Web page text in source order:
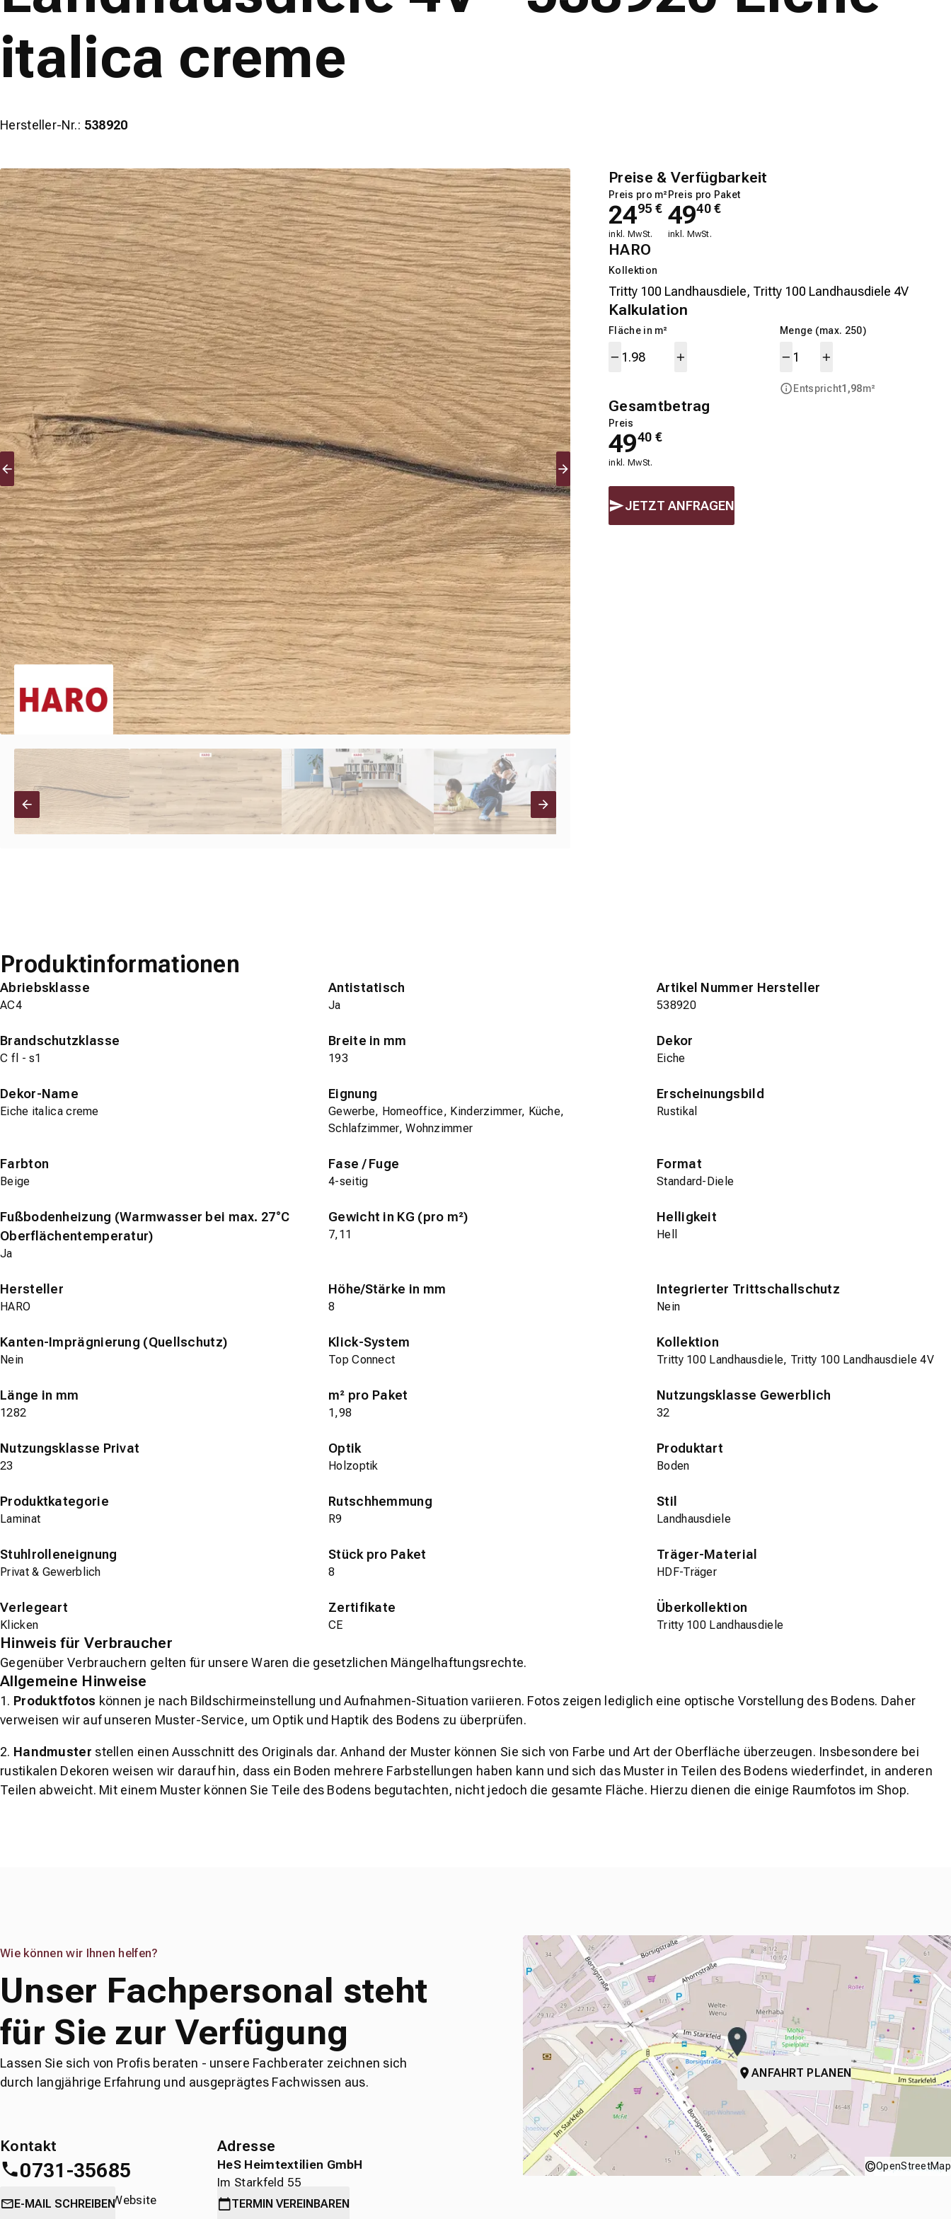
italica creme
Hersteller-Nr.: 538920
Preise & Verfügbarkeit
Preis pro m²
2495 €
inkl. MwSt.
Preis pro Paket
4940€
inkl. MwSt.
HARO
Kollektion
Kalkulation
Fläche in m² Menge (max. 250)
Entspricht1,98m²
Gesamtbetrag
Preis
4940 €
inkl. MwSt.
JETZT ANFRAGEN
Produktinformationen
Abriebsklasse
AC4
Antistatisch
Ja
Artikel Nummer Hersteller
538920
Brandschutzklasse
C fl - s1
Breite in mm
193
Dekor
Eiche
Dekor-Name
Eiche italica creme
Eignung
Gewerbe, Homeoffice, Kinderzimmer, Küche,
Schlafzimmer, Wohnzimmer
Erscheinungsbild
Rustikal
Farbton
Beige
Fase / Fuge
4-seitig
Format
Standard-Diele
Fußbodenheizung (Warmwasser bei max. 27°C
Oberflächentemperatur)
Ja
Gewicht in KG (pro m²)
7,11
Helligkeit
Hell
Hersteller
HARO
Höhe/Stärke in mm
8
Integrierter Trittschallschutz
Nein
Kanten-Imprägnierung (Quellschutz)
Nein
Klick-System
Top Connect
Kollektion
Tritty 100 Landhausdiele, Tritty 100 Landhausdiele 4V
Länge in mm
1282
m² pro Paket
1,98
Nutzungsklasse Gewerblich
32
Nutzungsklasse Privat
23
Optik
Holzoptik
Produktart
Boden
Produktkategorie
Laminat
Rutschhemmung
R9
Stil
Landhausdiele
Stuhlrolleneignung
Privat & Gewerblich
Stück pro Paket
8
Träger-Material
HDF-Träger
Verlegeart
Klicken
Zertifikate
CE
Überkollektion
Tritty 100 Landhausdiele
Hinweis für Verbraucher
Gegenüber Verbrauchern gelten für unsere Waren die gesetzlichen Mängelhaftungsrechte.
Allgemeine Hinweise
1. Produktfotos können je nach Bildschirmeinstellung und Aufnahmen-Situation variieren. Fotos zeigen lediglich eine optische Vorstellung des Bodens. Daher
verweisen wir auf unseren Muster-Service, um Optik und Haptik des Bodens zu überprüfen.
2. Handmuster stellen einen Ausschnitt des Originals dar. Anhand der Muster können Sie sich von Farbe und Art der Oberfläche überzeugen. Insbesondere bei
rustikalen Dekoren weisen wir darauf hin, dass ein Boden mehrere Farbstellungen haben kann und sich das Muster in Teilen des Bodens wiederfindet, in anderen
Teilen abweicht. Mit einem Muster können Sie Teile des Bodens begutachten, nicht jedoch die gesamte Fläche. Hierzu dienen die einige Raumfotos im Shop.
Wie können wir Ihnen helfen?
Unser Fachpersonal steht
für Sie zur Verfügung
Lassen Sie sich von Profis beraten - unsere Fachberater zeichnen sich
durch langjährige Erfahrung und ausgeprägtes Fachwissen aus.
Kontakt
0731-35685
oderdirekt über die Website
E-MAIL SCHREIBEN
Adresse
HeS Heimtextilien GmbH
Im Starkfeld 55
89231 Neu-Ulm
TERMIN VEREINBAREN
ANFAHRT PLANEN
©OpenStreetMap